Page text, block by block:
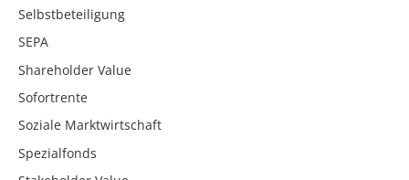
Selbstbeteiligung
SEPA
Shareholder Value
Sofortrente
Soziale Marktwirtschaft
Spezialfonds